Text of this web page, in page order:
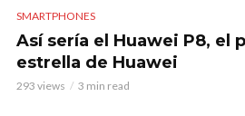
SMARTPHONES
Así sería el Huawei P8, el
estrella de Huawei
293 views 3 min read